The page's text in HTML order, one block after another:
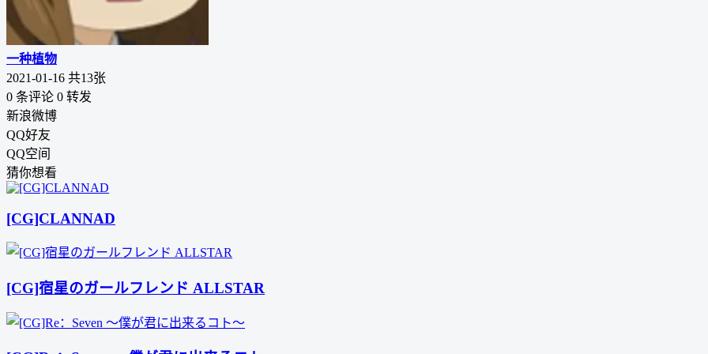
一种植物
2021-01-16 共13张
0 条评论 0 转发
新浪微博
QQ好友
QQ空间
猜你想看
[CG]CLANNAD
[CG]宿星のガールフレンド ALLSTAR